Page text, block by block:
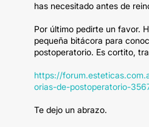
has necesitado antes de
Por último pedirte un favor.
pequeña bitácora para
postoperatorio. Es cortito,
https://
orias-de-postoperatorio-
Te dejo un abrazo.